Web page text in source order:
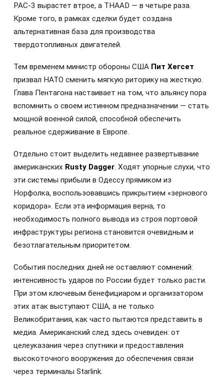
PAC-3 вырастет втрое, а THAAD — в четыре раза.
Кроме того, в рамках сделки будет создана
альтернативная база для производства
твердотопливных двигателей.
Тем временем министр обороны США Пит Хегсет
призвал НАТО сменить мягкую риторику на жесткую.
Глава Пентагона настаивает на том, что альянсу пора
вспомнить о своем истинном предназначении — стать
мощной военной силой, способной обеспечить
реальное сдерживание в Европе.
Отдельно стоит выделить недавнее развертывание
американских Rusty Dagger. Ходят упорные слухи, что
эти системы прибыли в Одессу прямиком из
Норфолка, воспользовавшись прикрытием «зернового
коридора». Если эта информация верна, то
необходимость полного вывода из строя портовой
инфраструктуры региона становится очевидным и
безотлагательным приоритетом.
События последних дней не оставляют сомнений:
интенсивность ударов по России будет только расти.
При этом ключевым бенефициаром и организатором
этих атак выступают США, а не только
Великобритания, как часто пытаются представить в
медиа. Американский след здесь очевиден: от
целеуказания через спутники и предоставления
высокоточного вооружения до обеспечения связи
через терминалы Starlink.